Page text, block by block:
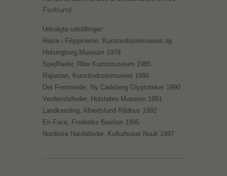
Forbund.
Udvalgte udstillinger:
Rejse i Filippinerne, Kunstindustrimuseet og
Helsingborg Museum 1978
Spejlflader, Ribe Kunstmuseum 1985
Rajastan, Kunstindustrimuseet 1986
Det Fremmede, Ny Carlsberg Glyptoteket 1990
Verdensbilleder, Holstebro Museum 1991
Landkending, Albertslund Rådhus 1992
En Face, Frederiks Bastion 1995
Nordiske Nærbilleder, Kulturhuset Nuuk 1997